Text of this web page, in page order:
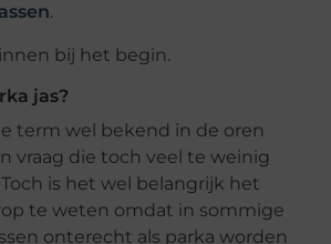
.
bij het begin.
jas?
term wel bekend in de oren
vraag die toch veel te weinig
is het wel belangrijk het
te weten omdat in sommige
onterecht als parka worden